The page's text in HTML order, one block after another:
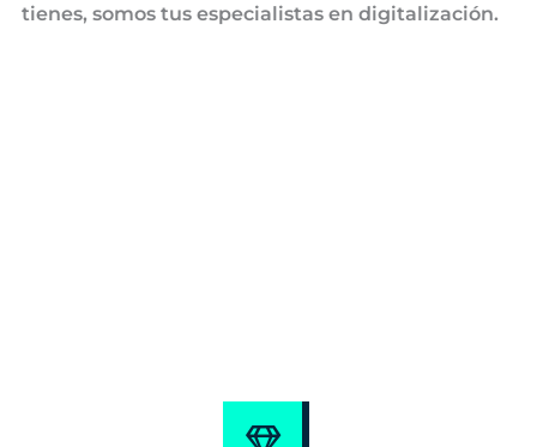
tienes, somos tus especialistas en digitalización.